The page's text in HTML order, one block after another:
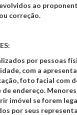
ao
correção.
por pessoas
com a
foto facial com
endereço.
imóvel se forem
por seus